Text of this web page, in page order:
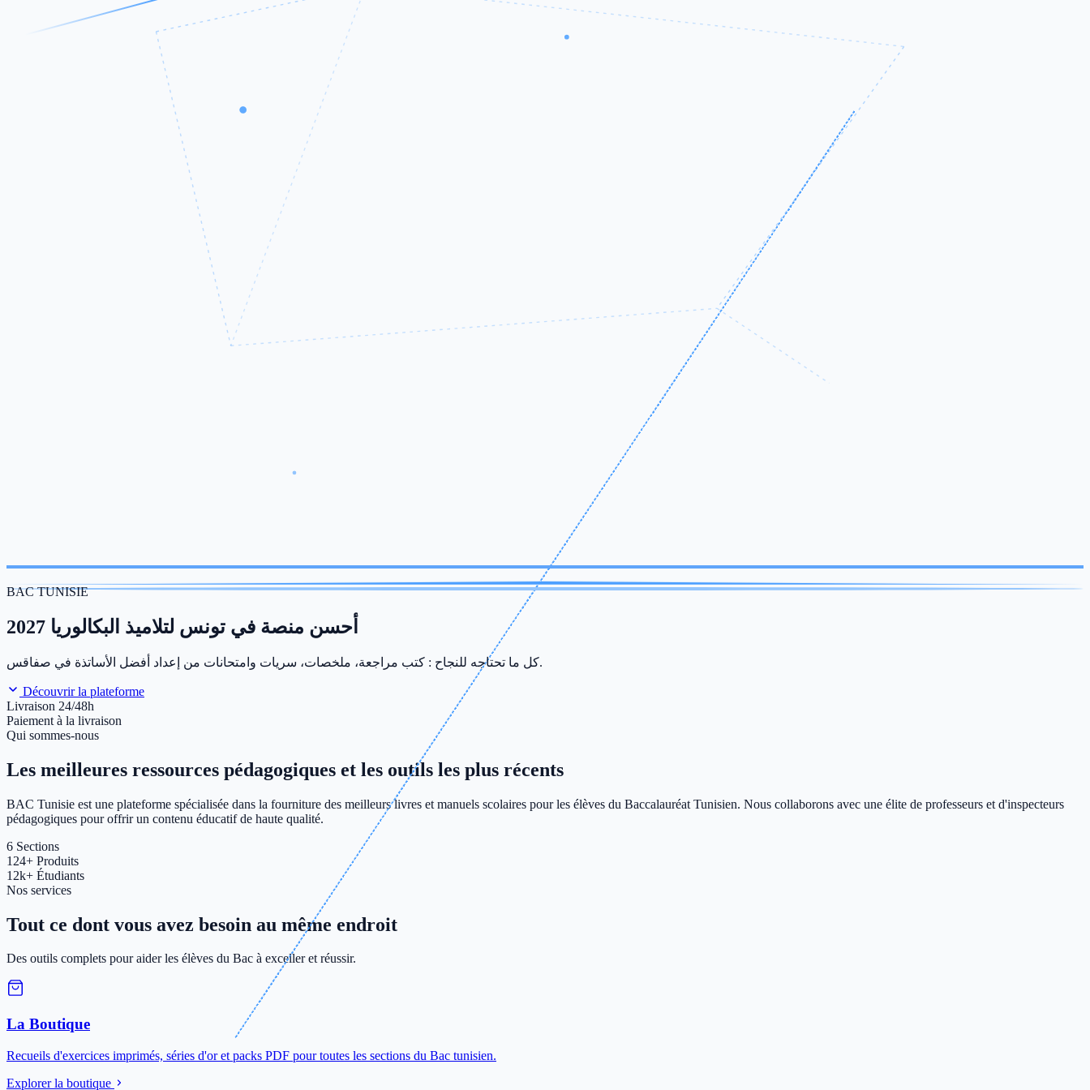
BAC TUNISIE
أحسن منصة في تونس لتلاميذ البكالوريا 2027
كل ما تحتاجه للنجاح : كتب مراجعة، ملخصات، سريات وامتحانات من إعداد أفضل الأساتذة في صفاقس.
Découvrir la plateforme
Livraison 24/48h
Paiement à la livraison
Qui sommes-nous
Les meilleures ressources pédagogiques et les outils les plus récents
BAC Tunisie est une plateforme spécialisée dans la fourniture des meilleurs livres et manuels scolaires pour les élèves du Baccalauréat Tunisien. Nous collaborons avec une élite de professeurs et d'inspecteurs
pédagogiques pour offrir un contenu éducatif de haute qualité.
6 Sections
124+ Produits
12k+ Étudiants
Nos services
Tout ce dont vous avez besoin au même endroit
Des outils complets pour aider les élèves du Bac à exceller et réussir.
La Boutique
Recueils d'exercices imprimés, séries d'or et packs PDF pour toutes les sections du Bac tunisien.
Explorer la boutique